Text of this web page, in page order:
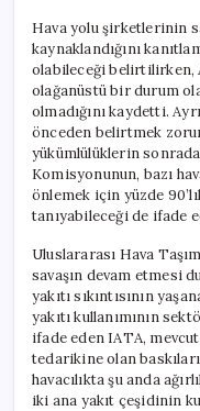
Hava yolu şirketlerinin
kaynaklandığını
olabileceği belirtilirken,
olağanüstü bir durum
olmadığını kaydetti.
önceden belirtmek
yükümlülüklerin
Komisyonunun, bazı
önlemek için yüzde
tanıyabileceği de ifade
Uluslararası Hava
savaşın devam etmesi
yakıtı sıkıntısının
yakıtı kullanımının
ifade eden IATA, mevcut
tedarikine olan
havacılıkta şu anda
iki ana yakıt çeşidinin